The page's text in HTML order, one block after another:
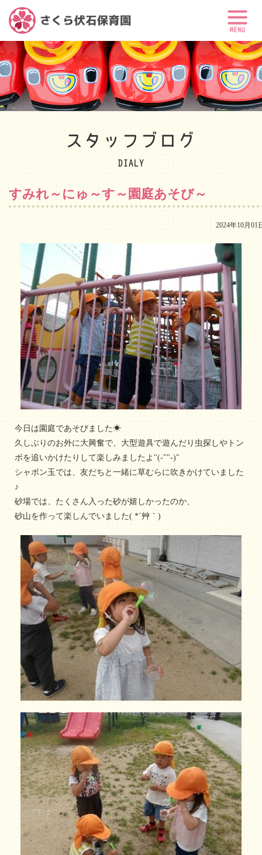
スタッフブログ
DIALY
すみれ～にゅ～す～園庭あそび～
2024年10月01
今日は園庭であそびました☀
久しぶりのお外に大興奮で、大型遊具で遊んだり虫探しやトン
ボを追いかけたりして楽しみましたよ"(-""-)"
シャボン玉では、友だちと一緒に草むらに吹きかけていました
♪
砂場では、たくさん入った砂が嬉しかったのか、
砂山を作って楽しんでいました( *´艸｀)